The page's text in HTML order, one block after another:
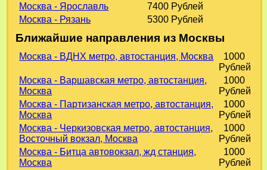
Москва - Ярославль
7400 Рублей
Москва - Рязань
5300 Рублей
Ближайшие направления из Москвы
Москва - ВДНХ метро, автостанция, Москва
1000
Рублей
Москва - Варшавская метро, автостанция,
Москва
1000
Рублей
Москва - Партизанская метро, автостанция,
Москва
1000
Рублей
Москва - Черкизовская метро, автостанция,
Восточный вокзал, Москва
1000
Рублей
Москва - Битца автовокзал, жд станция,
Москва
1000
Рублей